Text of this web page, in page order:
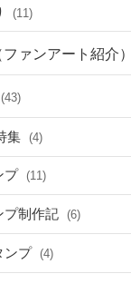
(11)
ァンアート紹介）
(43)
集 (4)
プ (11)
プ制作記 (6)
ンプ (4)